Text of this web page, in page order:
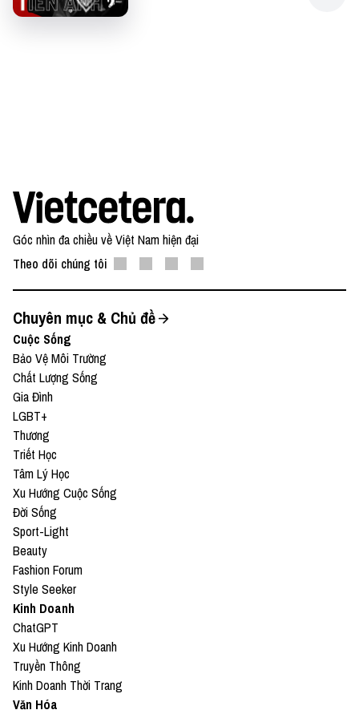
Góc nhìn đa chiều về Việt Nam hiện đại
Theo dõi chúng tôi
Chuyên mục & Chủ đề
Cuộc Sống
Bảo Vệ Môi Trường
Chất Lượng Sống
Gia Đình
LGBT+
Thương
Triết Học
Tâm Lý Học
Xu Hướng Cuộc Sống
Đời Sống
Sport-Light
Beauty
Fashion Forum
Style Seeker
Kinh Doanh
ChatGPT
Xu Hướng Kinh Doanh
Truyền Thông
Kinh Doanh Thời Trang
Văn Hóa